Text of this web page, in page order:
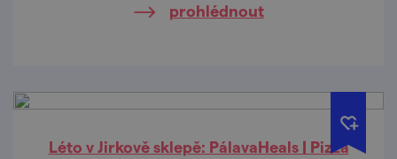
prohlédnout
Léto v Jirkově sklepě: PálavaHeals | Pizza